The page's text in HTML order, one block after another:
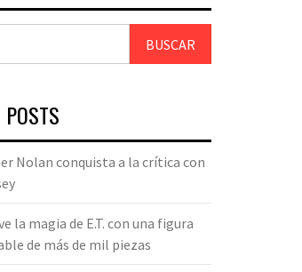
BUSCAR
POSTS
Nolan conquista a la crítica con
la magia de E.T. con una figura
de más de mil piezas